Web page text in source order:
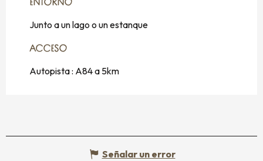
ENTORNO
ENTORNO
Junto a un lago o un estanque
ACCESO
ACCESO
Autopista : A84 a 5km
Señalar un error